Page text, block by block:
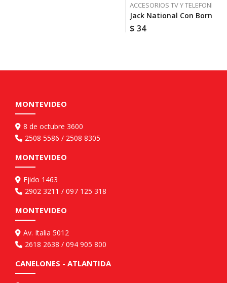
ACCESORIOS TV Y TELEFONÍA
Jack National Con Bornera
$ 34
MONTEVIDEO
8 de octubre 3600
2508 5586 / 2508 8305
MONTEVIDEO
Ejido 1463
2902 3211 / 097 125 318
MONTEVIDEO
Av. Italia 5012
2618 2638 / 094 905 800
CANELONES - ATLANTIDA